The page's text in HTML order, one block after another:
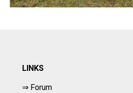
LINKS
⇒ Forum